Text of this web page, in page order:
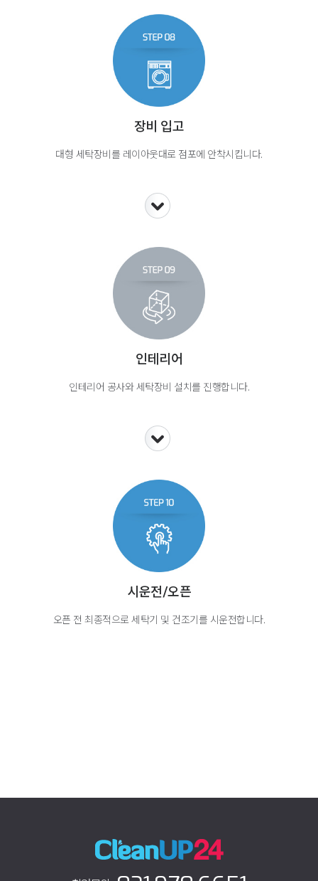
장비 입고
대형 세탁장비를 레이아웃대로 점포에 안착시킵니다.
인테리어
인테리어 공사와 세탁장비 설치를 진행합니다.
시운전/오픈
오픈 전 최종적으로 세탁기 및 건조기를 시운전합니다.